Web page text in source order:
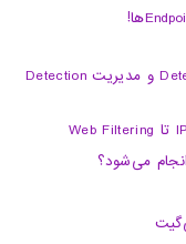
دستورالعمل برپایی معماری Detection Engineering و مدیریت Detection